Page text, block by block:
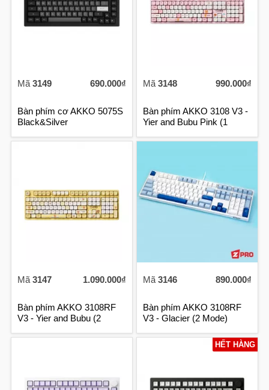
Mã 3149 690.000₫
Bàn phím cơ AKKO 5075S
Black&Silver
Mã 3148 990.000₫
Bàn phím AKKO 3108 V3 -
Yier and Bubu Pink (1
Mã 3147 1.090.000₫
Bàn phím AKKO 3108RF
V3 - Yier and Bubu (2
Mã 3146 890.000₫
Bàn phím AKKO 3108RF
V3 - Glacier (2 Mode)
HẾT HÀNG